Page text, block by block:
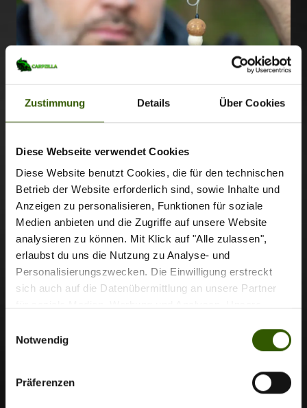
Zustimmung Details Über Cookies
Diese Webseite verwendet Cookies
Diese Website benutzt Cookies, die für den technischen
Betrieb der Website erforderlich sind, sowie Inhalte und
Anzeigen zu personalisieren, Funktionen für soziale
Medien anbieten und die Zugriffe auf unsere Website
analysieren zu können. Mit Klick auf "Alle zulassen",
erlaubst du uns die Nutzung zu Analyse- und
Personalisierungszwecken. Die Einwilligung erstreckt
sich auch auf die Datenübermittlung an unsere Partner
weiteren Daten zusammen, die Sie ihnen bereitgestellt
haben oder die sie im Rahmen Ihrer Nutzung der Dienste
Notwendig
Präferenzen
Filme
Zu den Filmen
Audiocoaching